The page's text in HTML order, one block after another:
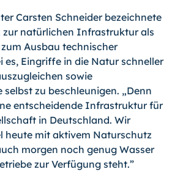
Carsten Schneider bezeichnete
zur natürlichen Infrastruktur als
Ausbau technischer
es, Eingriffe in die Natur schneller
sowie
zu beschleunigen. „Denn
entscheidende Infrastruktur für
in Deutschland. Wir
heute mit aktivem Naturschutz
morgen noch genug Wasser
zur Verfügung steht.”